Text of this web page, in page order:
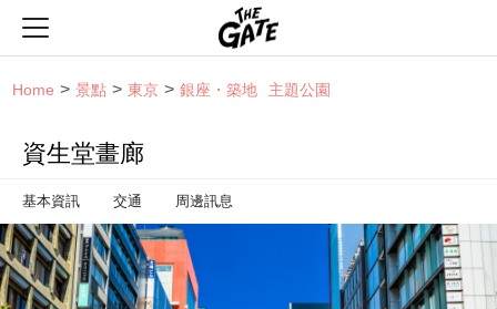
Home 景點 東京 銀座・築地 主題公園
資生堂畫廊
基本資訊 交通 周邊訊息